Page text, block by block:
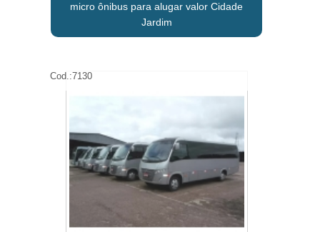
micro ônibus para alugar valor Cidade
Jardim
Cod.:7130